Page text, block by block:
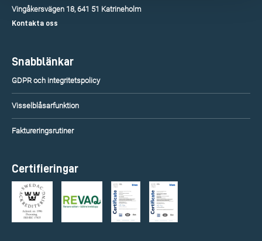
Vingåkersvägen 18, 641 51 Katrineholm
Kontakta oss
Snabblänkar
GDPR och integritetspolicy
Visselblåsarfunktion
Faktureringsrutiner
Certifieringar